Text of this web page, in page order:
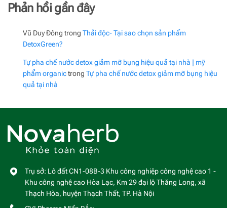
Phản hồi gần đây
Vũ Duy Đông trong Thải độc- Tại sao chọn sản phẩm
DetoxGreen?
Tự pha chế nước detox giảm mỡ bụng hiệu quả tại nhà | mỹ
phẩm organictrong Tự pha chế nước detox giảm mỡ bụng hiệu
quả tại nhà
Trụ sở: Lô đất CN1-08B-3 Khu công nghiệp công nghệ cao 1 -
Khu công nghệ cao Hòa Lạc, Km 29 đại lộ Thăng Long, xã
Thạch Hòa, huyện Thạch Thất, TP. Hà Nội